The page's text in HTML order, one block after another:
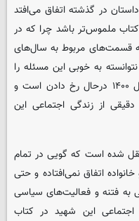
در گذشته اتفاق می‌افتد
که حال و هوای سال‌های ۸۰ در کتاب ملموس‌تر باشد چرا که در
قسمت‌های مربوط به سال‌های
نویسنده نتوانسته به خوبی این مسئله را
به تصویر بکشاند و گویی اتفاقات در سال ۱۴۰۰ درحال رخ دادن است و
از زندگی اجتماعی این
شده است که گویی در تمام
اتفاق نمی‌افتاده و حتی
کوتاهی به فتنه و فعالیت‌های سیاسی
این شهید در کتاب